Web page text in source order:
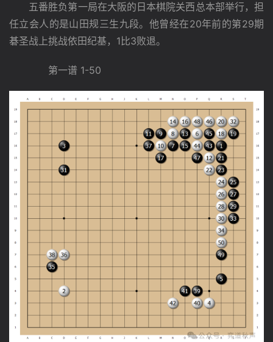
五番胜负第一局在大阪的日本棋院关西总本部举行，担
任立会人的是山田规三生九段。他曾经在20年前的第29期
碁圣战上挑战依田纪基，1比3败退。
第一谱 1-50